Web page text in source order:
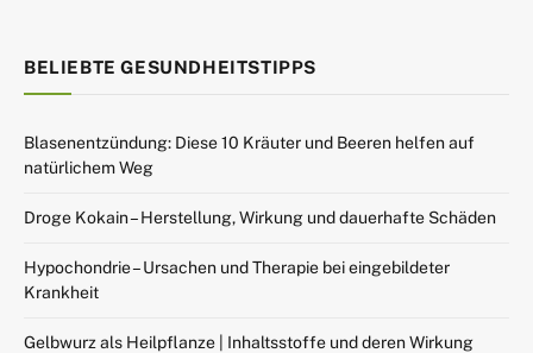
BELIEBTE GESUNDHEITSTIPPS
Blasenentzündung: Diese 10 Kräuter und Beeren helfen auf
natürlichem Weg
Droge Kokain – Herstellung, Wirkung und dauerhafte Schäden
Hypochondrie – Ursachen und Therapie bei eingebildeter
Krankheit
Gelbwurz als Heilpflanze | Inhaltsstoffe und deren Wirkung